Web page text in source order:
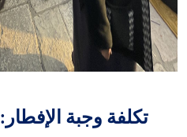
تكلفة وجبة الإفطار: